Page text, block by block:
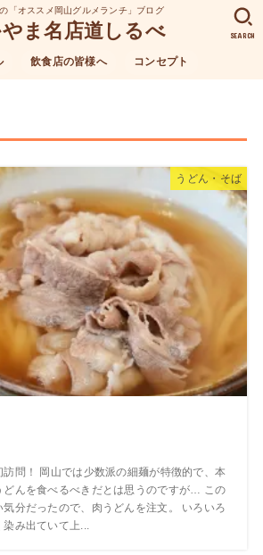
「オススメ岡山グルメランチ」ブログ
ま名店道しるべ
飲食店の皆様へ コンセプト
SEARCH
うどん・そば
問！ 岡山では少数派の細麺が特徴的で、本
どんを食べるべきだとは思うのですが… この
気分だったので、肉うどんを注文。 いろいろ
染み出ていて上...